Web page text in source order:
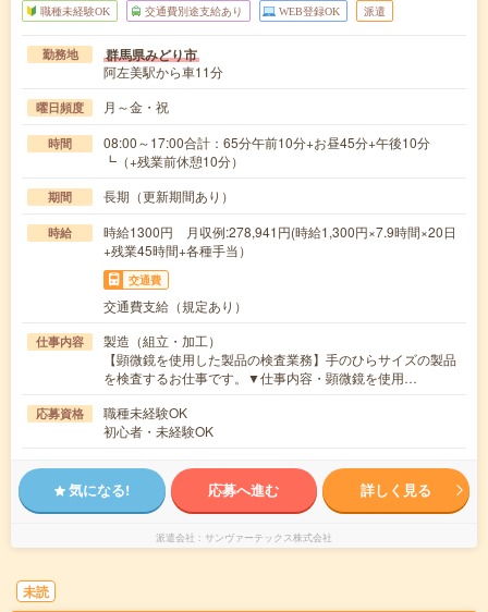
職種未経験OK 交通費別途支給あり WEB登録OK 派遣
勤務地 群馬県みどり市
阿左美駅から車11分
曜日頻度 月～金・祝
時間
08:00～17:00合計：65分午前10分+お昼45分+午後10分
┗（+残業前休憩10分）
期間 長期（更新期間あり）
時給
時給1300円 月収例:278,941円(時給1,300円×7.9時間×20日
+残業45時間+各種手当）
交通費
交通費支給（規定あり）
仕事内容
製造（組立・加工）
【顕微鏡を使用した製品の検査業務】手のひらサイズの製品
を検査するお仕事です。▼仕事内容・顕微鏡を使用…
応募資格
職種未経験OK
初心者・未経験OK
気になる! 応募へ進む 詳しく見る
派遣会社 サンヴァーテックス株式会社
未読